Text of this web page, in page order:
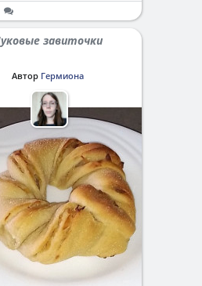
Луковые завиточки
Автор Гермиона